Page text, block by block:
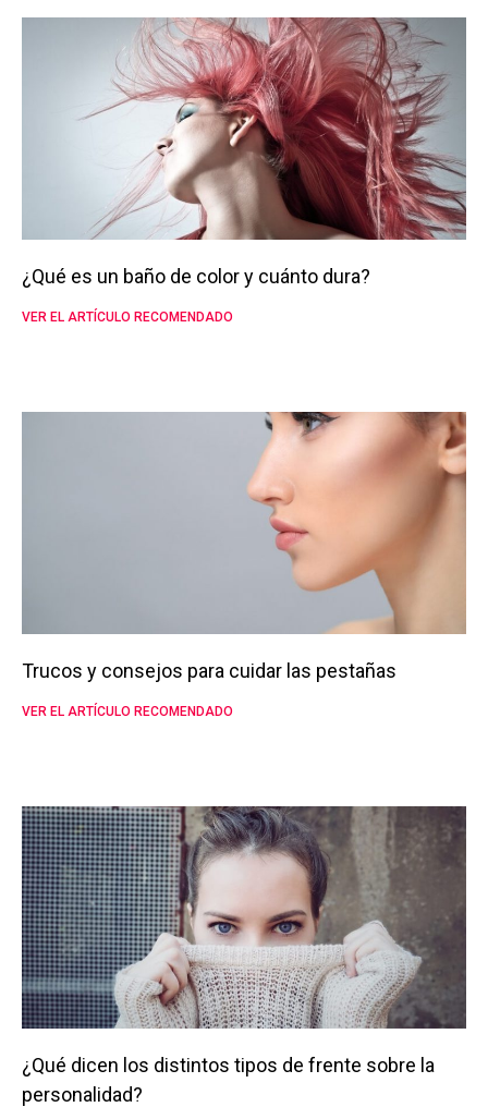
¿Qué es un baño de color y cuánto dura?
VER EL ARTÍCULO RECOMENDADO
Trucos y consejos para cuidar las pestañas
VER EL ARTÍCULO RECOMENDADO
¿Qué dicen los distintos tipos de frente sobre la
personalidad?